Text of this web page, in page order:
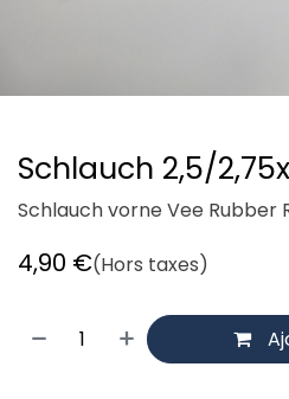
Schlauch 2,5/
Schlauch vorne Vee Rubber
4,90 €(Hors taxes)